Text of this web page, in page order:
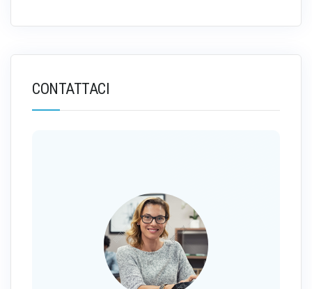
CONTATTACI